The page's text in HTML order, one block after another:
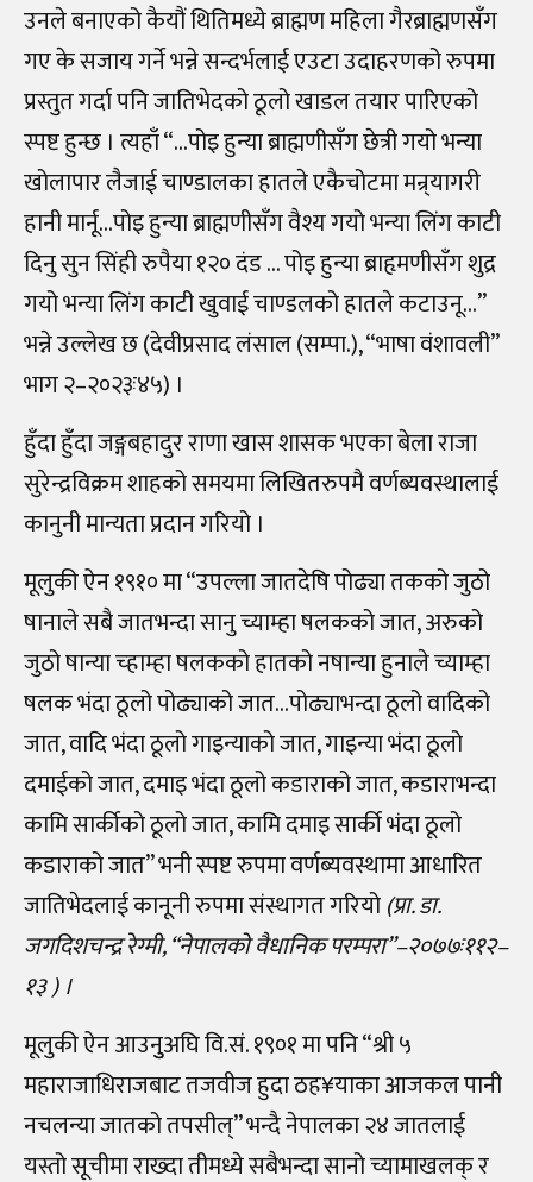
उनले बनाएको कैयौं थितिमध्ये ब्राह्मण महिला गैरब्राह्मणसँग
गए के सजाय गर्ने भन्ने सन्दर्भलाई एउटा उदाहरणको रुपमा
प्रस्तुत गर्दा पनि जातिभेदको ठूलो खाडल तयार पारिएको
स्पष्ट हुन्छ । त्यहाँ “…पोइ हुन्या ब्राह्मणीसँग छेत्री गयो भन्या
खोलापार लैजाई चाण्डालका हातले एकैचोटमा मन्र्यागरी
हानी मार्नू…पोइ हुन्या ब्राह्मणीसँग वैश्य गयो भन्या लिंग काटी
दिनु सुन सिंही रुपैया १२० दंड … पोइ हुन्या ब्राहृमणीसँग शुद्र
गयो भन्या लिंग काटी खुवाई चाण्डलको हातले कटाउनू…”
भन्ने उल्लेख छ (देवीप्रसाद लंसाल (सम्पा.), “भाषा वंशावली”
भाग २–२०२३ः४५) ।
हुँदा हुँदा जङ्गबहादुर राणा खास शासक भएका बेला राजा
सुरेन्द्रविक्रम शाहको समयमा लिखितरुपमै वर्णब्यवस्थालाई
कानुनी मान्यता प्रदान गरियो ।
मूलुकी ऐन १९१० मा “उपल्ला जातदेषि पोढ्या तकको जुठो
षानाले सबै जातभन्दा सानु च्याम्हा षलकको जात, अरुको
जुठो षान्या च्हाम्हा षलकको हातको नषान्या हुनाले च्याम्हा
षलक भंदा ठूलो पोढ्याको जात…पोढ्याभन्दा ठूलो वादिको
जात, वादि भंदा ठूलो गाइन्याको जात, गाइन्या भंदा ठूलो
दमाईको जात, दमाइ भंदा ठूलो कडाराको जात, कडाराभन्दा
कामि सार्कीको ठूलो जात, कामि दमाइ सार्की भंदा ठूलो
कडाराको जात” भनी स्पष्ट रुपमा वर्णब्यवस्थामा आधारित
जातिभेदलाई कानूनी रुपमा संस्थागत गरियो(प्रा. डा.
जगदिशचन्द्र रेग्मी, “नेपालको वैधानिक परम्परा”–२०७७ः११२–
१३ ) ।
मूलुकी ऐन आउनुुअघि वि.सं. १९०१ मा पनि “श्री ५
महाराजाधिराजबाट तजवीज हुदा ठह¥याका आजकल पानी
नचलन्या जातको तपसील्” भन्दै नेपालका २४ जातलाई
यस्तो सूचीमा राख्दा तीमध्ये सबैभन्दा सानो च्यामाखलक् र